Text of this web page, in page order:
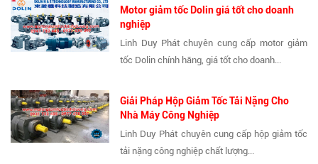
Motor giảm tốc Dolin giá tốt cho doanh
nghiệp
Linh Duy Phát chuyên cung cấp motor giảm
tốc Dolin chính hãng, giá tốt cho doanh...
Giải Pháp Hộp Giảm Tốc Tải Nặng Cho
Nhà Máy Công Nghiệp
Linh Duy Phát chuyên cung cấp hộp giảm tốc
tải nặng công nghiệp chất lượng...